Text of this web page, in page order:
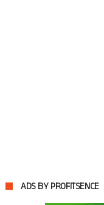
ADS BY PROFITSENCE